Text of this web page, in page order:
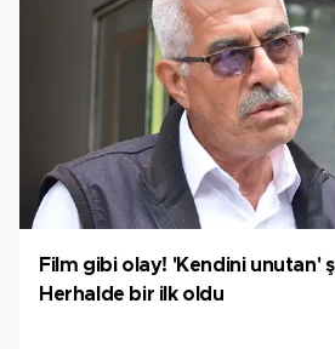
Film gibi olay! 'Kendini unutan'
Herhalde bir ilk oldu